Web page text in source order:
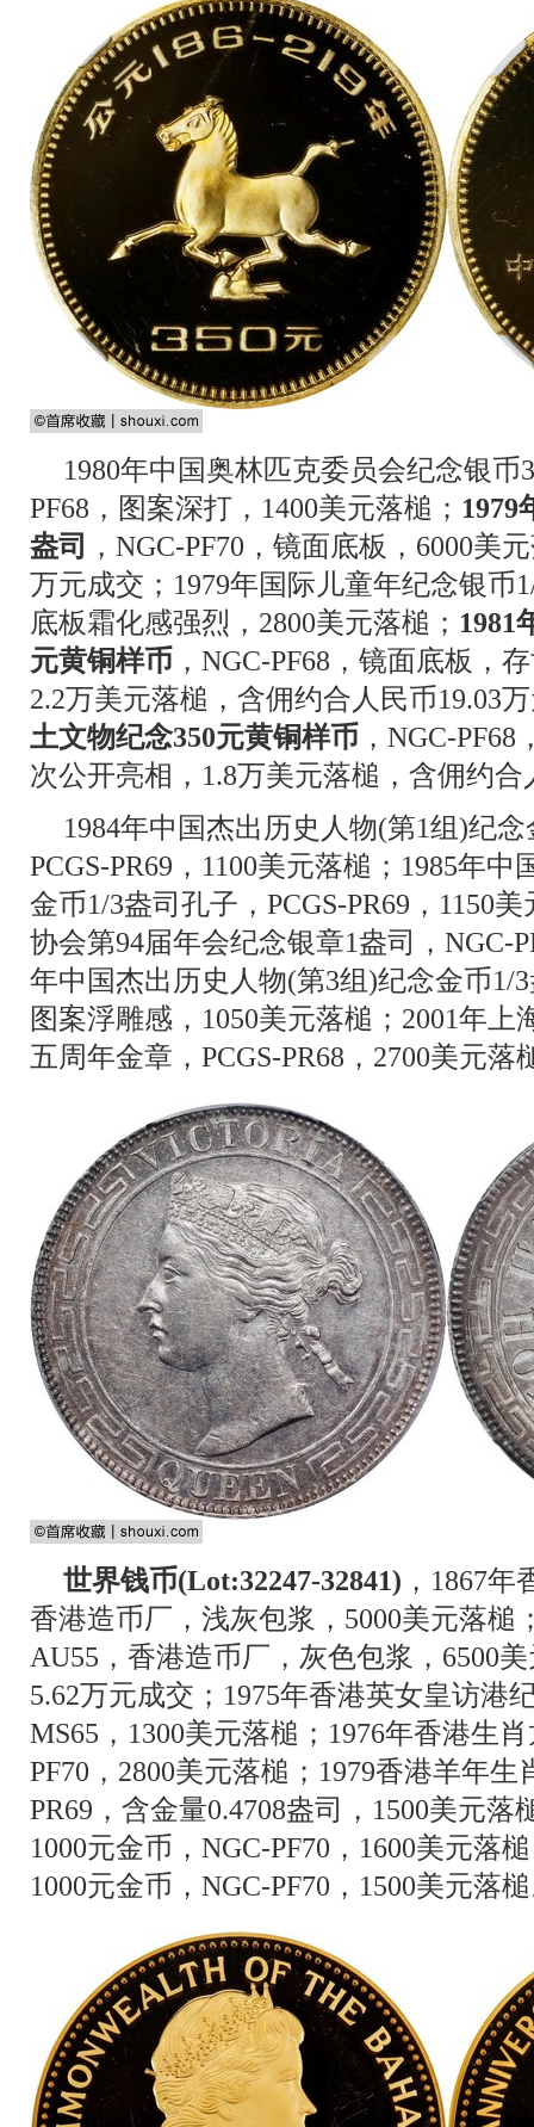
1980年中国奥林匹克委员会纪念银币
PF68，图案深打，1400美元落槌； 1979
盎司 ，NGC-PF70，镜面底板，6000美
万元成交；1979年国际儿童年纪念银币
底板霜化感强烈，2800美元落槌； 1981
元黄铜样币 ，NGC-PF68，镜面底板，
2.2万美元落槌，含佣约合人民币19.03
土文物纪念350元黄铜样币 ，NGC-
次公开亮相，1.8万美元落槌，含佣约合
1984年中国杰出历史人物(第1组)纪
PCGS-PR69，1100美元落槌；1985年
金币1/3盎司孔子，PCGS-PR69，1150
协会第94届年会纪念银章1盎司，NGC-
年中国杰出历史人物(第3组)纪念金币1/3
图案浮雕感，1050美元落槌；2001年
五周年金章，PCGS-PR68，2700美元落
世界钱币(Lot:32247-32841) ，1867
香港造币厂，浅灰包浆，5000美元落槌
AU55，香港造币厂，灰色包浆，6500
5.62万元成交；1975年香港英女皇访港
MS65，1300美元落槌；1976年香港生
PF70，2800美元落槌；1979香港羊年生
PR69，含金量0.4708盎司，1500美元落
1000元金币，NGC-PF70，1600美元落
1000元金币，NGC-PF70，1500美元落